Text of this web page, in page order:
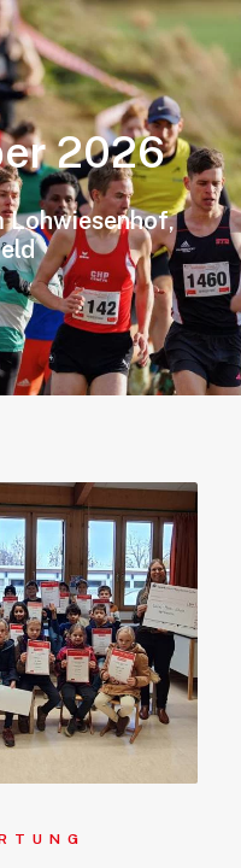
2026
Lohwiesenhof,